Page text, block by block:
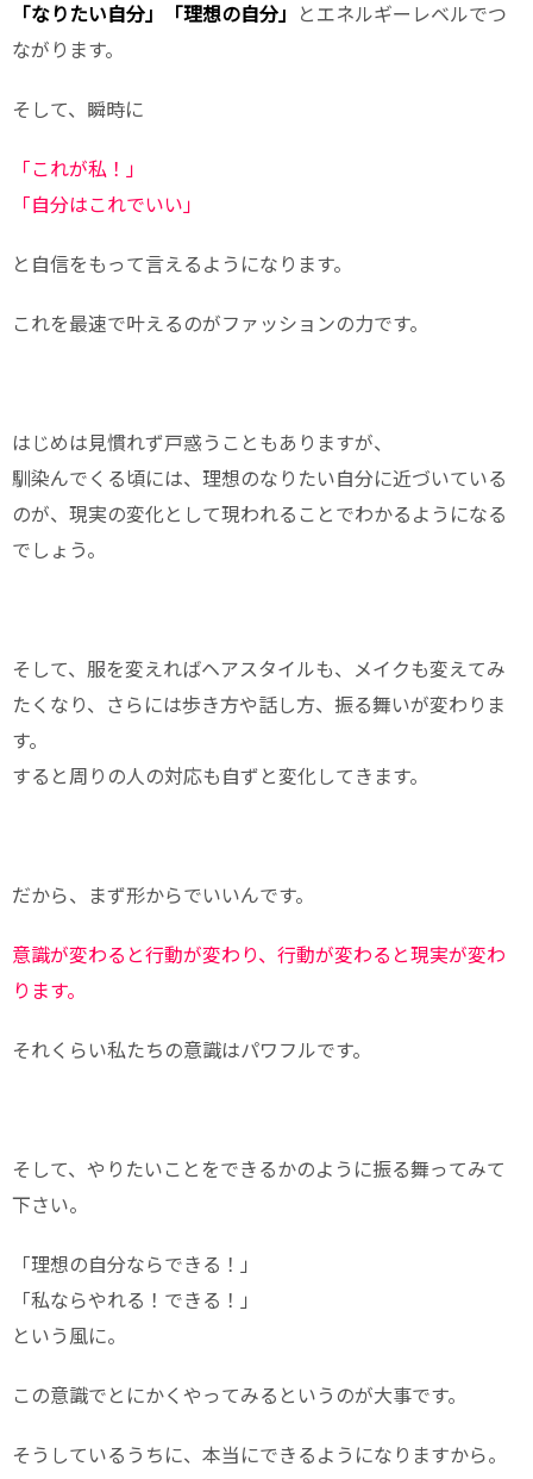
「なりたい自分」「理想の自分」
とエネルギーレベルでつ
ながります。
そして、瞬時に
「これが私！」
「自分はこれでいい」
と自信をもって言えるようになります。
これを最速で叶えるのがファッションの力です。
はじめは見慣れず戸惑うこともありますが、
馴染んでくる頃には、理想のなりたい自分に近づいている
のが、現実の変化として現われることでわかるようになる
でしょう。
そして、服を変えればヘアスタイルも、メイクも変えてみ
たくなり、さらには歩き方や話し方、振る舞いが変わりま
す。
すると周りの人の対応も自ずと変化してきます。
だから、まず形からでいいんです。
意識が変わると行動が変わり、行動が変わると現実が変わ
ります。
それくらい私たちの意識はパワフルです。
そして、やりたいことをできるかのように振る舞ってみて
下さい。
「理想の自分ならできる！」
「私ならやれる！できる！」
という風に。
この意識でとにかくやってみるというのが大事です。
そうしているうちに、本当にできるようになりますから。